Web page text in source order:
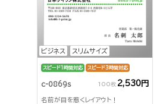
ビジネス スリムサイズ
スピード1時間対応 スピード3時間対応
c-0869s 100枚 2,530円
名前が目を惹くレイアウト！